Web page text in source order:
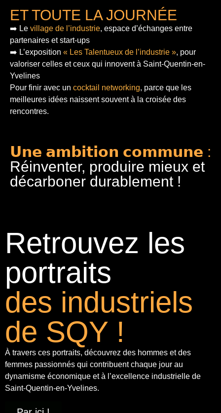
ET TOUTE LA JOURNÉE
➡️ Le village de l’industrie, espace d’échanges entre
partenaires et start-ups
➡️ L’exposition « Les Talentueux de l’industrie », pour
valoriser celles et ceux qui innovent à Saint-Quentin-en-
Yvelines
Pour finir avec un cocktail networking, parce que les
meilleures idées naissent souvent à la croisée des
rencontres.
𝗨𝗻𝗲 𝗮𝗺𝗯𝗶𝘁𝗶𝗼𝗻 𝗰𝗼𝗺𝗺𝘂𝗻𝗲 :
Réinventer, produire mieux et
décarboner durablement !
Retrouvez les
portraits
des industriels
de SQY !
À travers ces portraits, découvrez des hommes et des
femmes passionnés qui contribuent chaque jour au
dynamisme économique et à l’excellence industrielle de
Saint-Quentin-en-Yvelines.